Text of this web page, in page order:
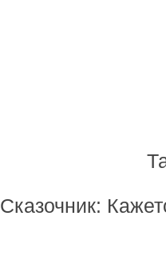
Сказочник: